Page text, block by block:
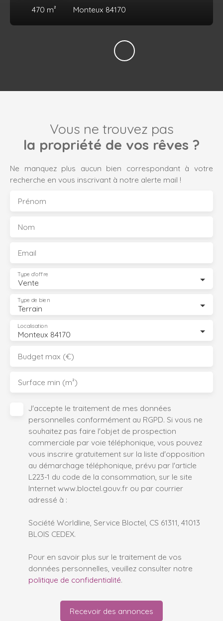
470 m² Monteux 84170
Vous ne trouvez pas
la propriété de vos rêves ?
Ne manquez plus aucun bien correspondant à votre
recherche en vous inscrivant à notre alerte mail !
Prénom
Nom
Email
Vente
Type d'offre
Terrain
Type de bien
Monteux 84170
Localisation
Budget max (€)
Surface min (m²)
J'accepte le traitement de mes données
personnelles conformément au RGPD. Si vous ne
souhaitez pas faire l'objet de prospection
commerciale par voie téléphonique, vous pouvez
vous inscrire gratuitement sur la liste d'opposition
au démarchage téléphonique, prévu par l'article
L223-1 du code de la consommation, sur le site
Internet www.bloctel.gouv.fr ou par courrier
adressé à :
Société Worldline, Service Bloctel, CS 61311, 41013
BLOIS CEDEX.
Pour en savoir plus sur le traitement de vos
données personnelles, veuillez consulter notre
politique de confidentialité.
Recevoir des annonces